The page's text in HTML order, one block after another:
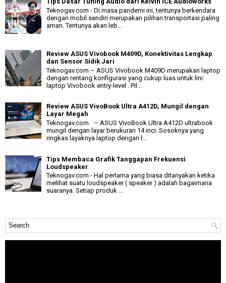
Teknogav.com - Di masa pandemi ini, tentunya berkendara
dengan mobil sendiri merupakan pilihan transportasi paling
aman. Tentunya akan leb...
Review ASUS Vivobook M409D, Konektivitas Lengkap
dan Sensor Sidik Jari
Teknogav.com – ASUS Vivobook M409D merupakan laptop
dengan rentang konfigurasi yang cukup luas untuk lini
laptop Vivobook entry-level . Pil...
Review ASUS VivoBook Ultra A412D, Mungil dengan
Layar Megah
Teknogav.com – ASUS VivoBook Ultra A412D ultrabook
mungil dengan layar berukuran 14 inci. Sosoknya yang
ringkas layaknya laptop dengan l...
Tips Membaca Grafik Tanggapan Frekuensi
Loudspeaker
Teknogav.com - Hal pertama yang biasa ditanyakan ketika
melihat suatu loudspeaker ( speaker ) adalah bagaimana
suaranya. Setiap produk ...